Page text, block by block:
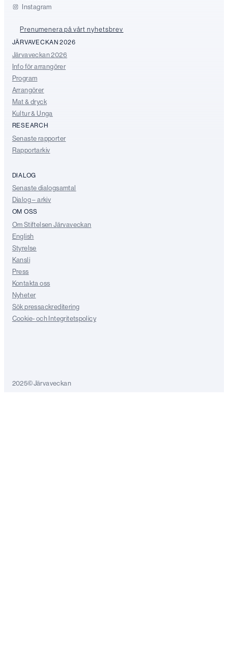
Instagram
Prenumenera på vårt nyhetsbrev
JÄRVAVECKAN 2026
Järvaveckan 2026
Info för arrangörer
Program
Arrangörer
Mat & dryck
Kultur & Unga
RESEARCH
Senaste rapporter
Rapportarkiv
DIALOG
Senaste dialogsamtal
Dialog – arkiv
OM OSS
Om Stiftelsen Järvaveckan
English
Styrelse
Kansli
Press
Kontakta oss
Nyheter
Sök pressackreditering
Cookie- och Integritetspolicy
2025©Järvaveckan